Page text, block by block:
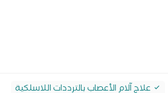
علاج آلام الأعصاب بالترددات اللاسلكية